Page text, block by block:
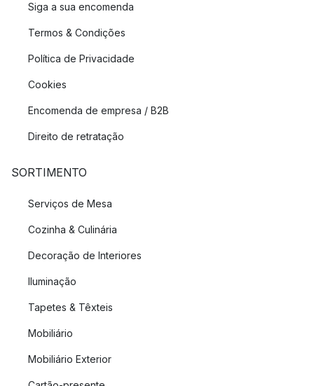
Siga a sua encomenda
Termos & Condições
Política de Privacidade
Cookies
Encomenda de empresa / B2B
Direito de retratação
SORTIMENTO
Serviços de Mesa
Cozinha & Culinária
Decoração de Interiores
Iluminação
Tapetes & Têxteis
Mobiliário
Mobiliário Exterior